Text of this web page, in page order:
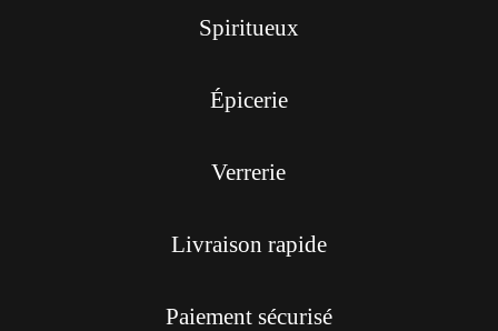
Spiritueux
Épicerie
Verrerie
Livraison rapide
Paiement sécurisé